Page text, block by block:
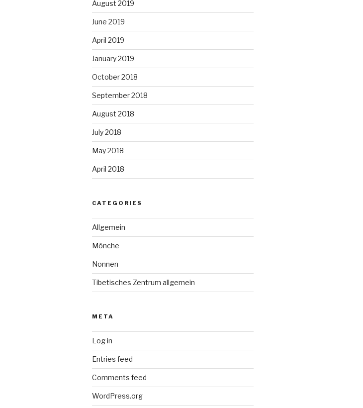
August 2019
June 2019
April 2019
January 2019
October 2018
September 2018
August 2018
July 2018
May 2018
April 2018
CATEGORIES
Allgemein
Mönche
Nonnen
Tibetisches Zentrum allgemein
META
Log in
Entries feed
Comments feed
WordPress.org